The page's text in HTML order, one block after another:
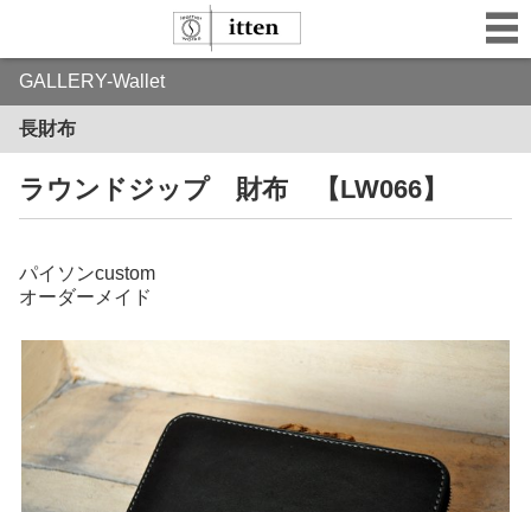
GALLERY-Wallet
長財布
ラウンドジップ 財布 【LW066】
パイソンcustom
オーダーメイド